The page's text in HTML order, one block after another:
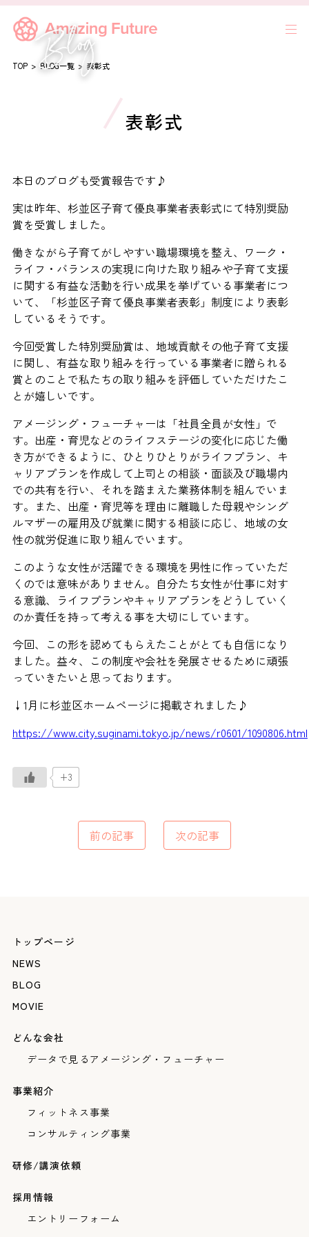
TOP BLOG一覧 表彰式
表彰式
本日のブログも受賞報告です♪
実は昨年、杉並区子育て優良事業者表彰式にて特別奨励
賞を受賞しました。
働きながら子育てがしやすい職場環境を整え、ワーク・
ライフ・バランスの実現に向けた取り組みや子育て支援
に関する有益な活動を行い成果を挙げている事業者につ
いて、「杉並区子育て優良事業者表彰」制度により表彰
しているそうです。
今回受賞した特別奨励賞は、地域貢献その他子育て支援
に関し、有益な取り組みを行っている事業者に贈られる
賞とのことで私たちの取り組みを評価していただけたこ
とが嬉しいです。
アメージング・フューチャーは「社員全員が女性」で
す。出産・育児などのライフステージの変化に応じた働
き方ができるように、ひとりひとりがライフプラン、キ
ャリアプランを作成して上司との相談・面談及び職場内
での共有を行い、それを踏まえた業務体制を組んでいま
す。また、出産・育児等を理由に離職した母親やシング
ルマザーの雇用及び就業に関する相談に応じ、地域の女
性の就労促進に取り組んでいます。
このような女性が活躍できる環境を男性に作っていただ
くのでは意味がありません。自分たち女性が仕事に対す
る意識、ライフプランやキャリアプランをどうしていく
のか責任を持って考える事を大切にしています。
今回、この形を認めてもらえたことがとても自信になり
ました。益々、この制度や会社を発展させるために頑張
っていきたいと思っております。
↓1月に杉並区ホームページに掲載されました♪
https://www.city.suginami.tokyo.jp/news/r0601/1090806.html
+3
前の記事 次の記事
トップページ
NEWS
BLOG
MOVIE
どんな会社
データで見るアメージング・フューチャー
事業紹介
フィットネス事業
コンサルティング事業
研修/講演依頼
採用情報
エントリーフォーム